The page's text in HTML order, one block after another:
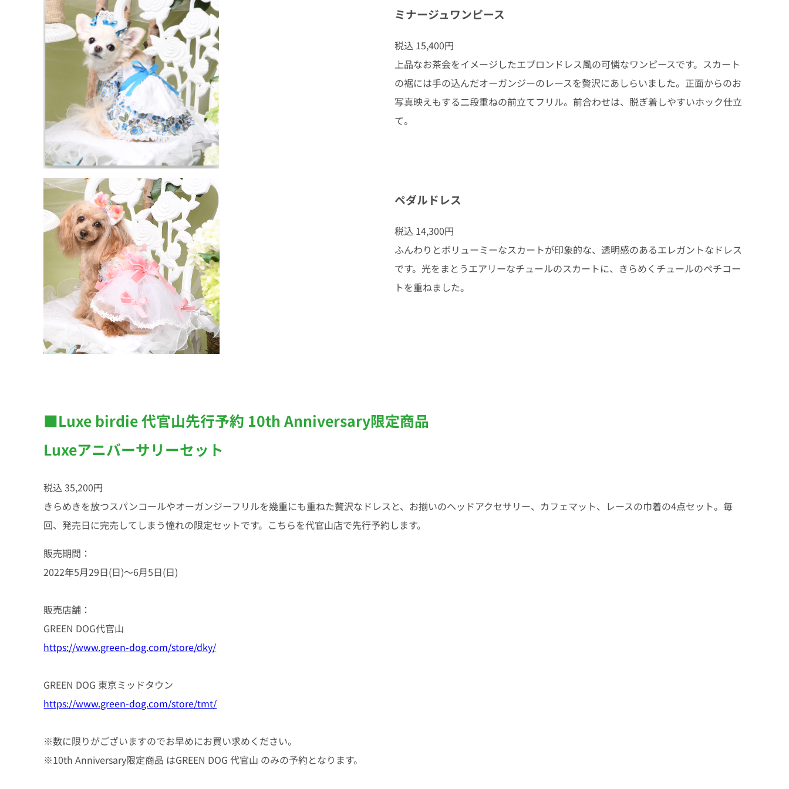
ミナージュワンピース
税込 15,400円
上品なお茶会をイメージしたエプロンドレス風の可憐なワンピースです。スカート
の裾には手の込んだオーガンジーのレースを贅沢にあしらいました。正面からのお
写真映えもする二段重ねの前立てフリル。前合わせは、脱ぎ着しやすいホック仕立
て。
ペダルドレス
税込 14,300円
ふんわりとボリューミーなスカートが印象的な、透明感のあるエレガントなドレス
です。光をまとうエアリーなチュールのスカートに、きらめくチュールのペチコー
トを重ねました。
■Luxe birdie 代官山先行予約 10th Anniversary限定商品
Luxeアニバーサリーセット
税込 35,200円
きらめきを放つスパンコールやオーガンジーフリルを幾重にも重ねた贅沢なドレスと、お揃いのヘッドアクセサリー、カフェマット、レースの巾着の4点セット。毎
回、発売日に完売してしまう憧れの限定セットです。こちらを代官山店で先行予約します。
販売期間：
2022年5月29日(日)～6月5日(日)
販売店舗：
GREEN DOG代官山
https://www.green-dog.com/store/dky/
GREEN DOG 東京ミッドタウン
https://www.green-dog.com/store/tmt/
※数に限りがございますのでお早めにお買い求めください。
※10th Anniversary限定商品 はGREEN DOG 代官山 のみの予約となります。